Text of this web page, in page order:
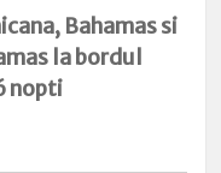
Bahamas si
la bordul
nopti